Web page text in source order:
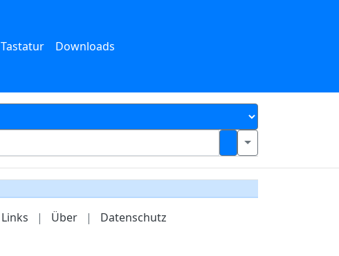
Tastatur Downloads
Links | Über | Datenschutz